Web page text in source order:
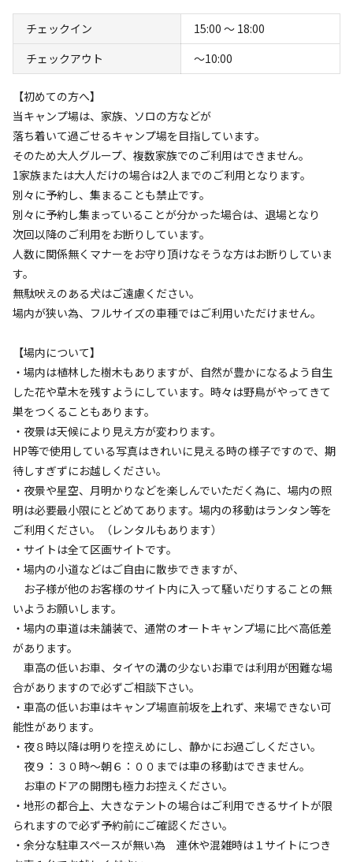
日の出光学製双眼鏡
ハンモック無料貸し出し
冷房専用エアコン
【料金】
14,000円～（平日）
※曜日・シーズンにより料金が変動します。
【駐車場】
建物から約40m
※荷物の積み下ろしは建物近くまでお車でお越しいただけます。
【BBQ・焚き火】
デッキ上の指定場所でBBQコンロ・焚き火台をご利用いただけま
す。
直火は禁止です。
【ご案内】
チェックアウトは10:00です。
チェックイン
15:00 〜 18:00
チェックアウト
〜10:00
【初めての方へ】
当キャンプ場は、家族、ソロの方などが
落ち着いて過ごせるキャンプ場を目指しています。
そのため大人グループ、複数家族でのご利用はできません。
1家族または大人だけの場合は2人までのご利用となります。
別々に予約し、集まることも禁止です。
別々に予約し集まっていることが分かった場合は、退場となり
次回以降のご利用をお断りしています。
人数に関係無くマナーをお守り頂けなそうな方はお断りしていま
す。
無駄吠えのある犬はご遠慮ください。
場内が狭い為、フルサイズの車種ではご利用いただけません。
【場内について】
・場内は植林した樹木もありますが、自然が豊かになるよう自生
した花や草木を残すようにしています。時々は野鳥がやってきて
巣をつくることもあります。
・夜景は天候により見え方が変わります。
HP等で使用している写真はきれいに見える時の様子ですので、期
待しすぎずにお越しください。
・夜景や星空、月明かりなどを楽しんでいただく為に、場内の照
明は必要最小限にとどめてあります。場内の移動はランタン等を
ご利用ください。（レンタルもあります）
・サイトは全て区画サイトです。
・場内の小道などはご自由に散歩できますが、
お子様が他のお客様のサイト内に入って騒いだりすることの無
いようお願いします。
・場内の車道は未舗装で、通常のオートキャンプ場に比べ高低差
があります。
車高の低いお車、タイヤの溝の少ないお車では利用が困難な場
合がありますので必ずご相談下さい。
・車高の低いお車はキャンプ場直前坂を上れず、来場できない可
能性があります。
・夜８時以降は明りを控えめにし、静かにお過ごしください。
夜９：３０時～朝６：００までは車の移動はできません。
お車のドアの開閉も極力お控えください。
・地形の都合上、大きなテントの場合はご利用できるサイトが限
られますので必ず予約前にご確認ください。
・余分な駐車スペースが無い為 連休や混雑時は１サイトにつき
489.3m
雰囲気
まったり
落ち着く
利用者層
ソロ
35%
カップル
35%
グループ
0% 30%
特徴タグ
#
#ファミリーにおすすめ # 虫捕り
#携帯電波あり
キャンペーン
キャンプ場からのお知らせ
2026.7.25更新
現在、公式サイトからもお申し込みを受け付けております。
【はじめに】
当キャンプ場は、家族、ソロの方などが 落ち着いて過ごせる
キャンプ場を目指しています。
そのため大人グループ、複数家族でのご利用はできません。
1家族または大人だけの場合は2人までのご利用となります。
・場内の車道は未舗装で、通常のオートキャンプ場に比べ高
低差があります。
車高の低いお車では利用が困難な場合がありますので
必ずご相談下さい。